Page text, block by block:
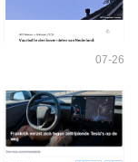
07-26